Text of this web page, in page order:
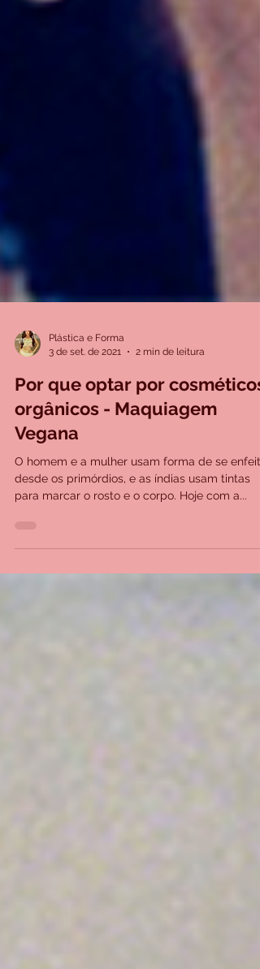
Plástica e Forma
3 de set. de 2021
2 min de leitura
Por que optar por cosméticos
orgânicos - Maquiagem
Vegana
O homem e a mulher usam forma de se